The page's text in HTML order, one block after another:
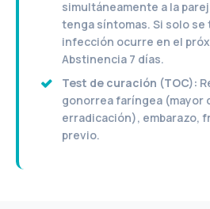
simultáneamente a la
tenga síntomas. Si solo se
infección ocurre en el
Abstinencia 7 días.
Test de curación (TOC):
gonorrea faríngea (mayor
erradicación), embarazo,
previo.